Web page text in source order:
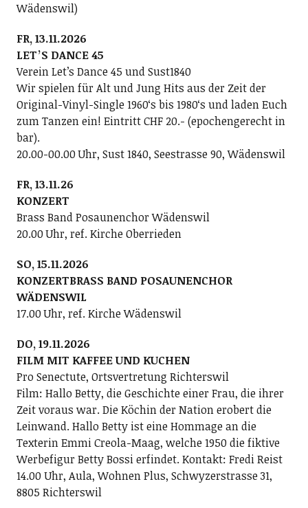
Wädenswil)
FR, 13.11.2026
LETʼS DANCE 45
Verein Letʼs Dance 45 und Sust1840
Wir spielen für Alt und Jung Hits aus der Zeit der
Original-Vinyl-Single 1960ʻs bis 1980ʻs und laden Euch
zum Tanzen ein! Eintritt CHF 20.- (epochengerecht in
bar).
20.00-00.00 Uhr, Sust 1840, Seestrasse 90, Wädenswil
FR, 13.11.26
KONZERT
Brass Band Posaunenchor Wädenswil
20.00 Uhr, ref. Kirche Oberrieden
SO, 15.11.2026
KONZERTBRASS BAND POSAUNENCHOR
WÄDENSWIL
17.00 Uhr, ref. Kirche Wädenswil
DO, 19.11.2026
FILM MIT KAFFEE UND KUCHEN
Pro Senectute, Ortsvertretung Richterswil
Film: Hallo Betty, die Geschichte einer Frau, die ihrer
Zeit voraus war. Die Köchin der Nation erobert die
Leinwand. Hallo Betty ist eine Hommage an die
Texterin Emmi Creola-Maag, welche 1950 die fiktive
Werbefigur Betty Bossi erfindet. Kontakt: Fredi Reist
14.00 Uhr, Aula, Wohnen Plus, Schwyzerstrasse 31,
8805 Richterswil